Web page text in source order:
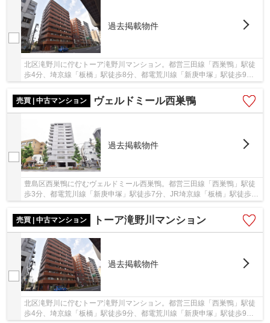
過去掲載物件
北区滝野川に佇むトーア滝野川マンション。都営三田線「西巣鴨」駅徒
歩4分、埼京線「板橋」駅徒歩8分、都電荒川線「新庚申塚」駅徒歩9
売買 | 中古マンション
ヴェルドミール西巣鴨
過去掲載物件
豊島区西巣鴨に佇むヴェルドミール西巣鴨。都営三田線「西巣鴨」駅徒
歩3分、都電荒川線「新庚申塚」駅徒歩7分、JR埼京線「板橋」駅徒歩10
売買 | 中古マンション
トーア滝野川マンション
過去掲載物件
北区滝野川に佇むトーア滝野川マンション。都営三田線「西巣鴨」駅徒
歩4分、埼京線「板橋」駅徒歩9分、都電荒川線「新庚申塚」駅徒歩9分